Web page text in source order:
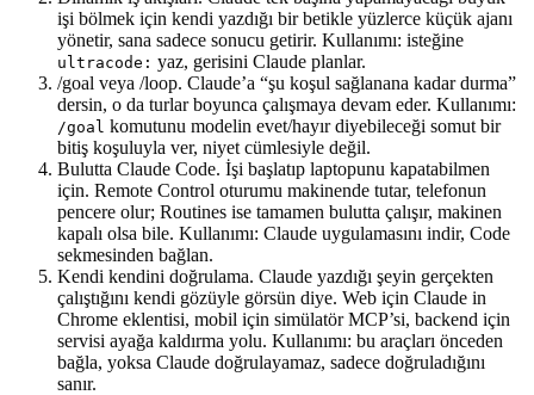
işi bölmek için kendi yazdığı bir betikle yüzlerce küçük ajanı
yönetir, sana sadece sonucu getirir. Kullanımı: isteğine
ultracode: yaz, gerisini Claude planlar.
/goal veya /loop. Claude’a “şu koşul sağlanana kadar durma”
dersin, o da turlar boyunca çalışmaya devam eder. Kullanımı:
/goal komutunu modelin evet/hayır diyebileceği somut bir
bitiş koşuluyla ver, niyet cümlesiyle değil.
Bulutta Claude Code. İşi başlatıp laptopunu kapatabilmen
için. Remote Control oturumu makinende tutar, telefonun
pencere olur; Routines ise tamamen bulutta çalışır, makinen
kapalı olsa bile. Kullanımı: Claude uygulamasını indir, Code
sekmesinden bağlan.
Kendi kendini doğrulama. Claude yazdığı şeyin gerçekten
çalıştığını kendi gözüyle görsün diye. Web için Claude in
Chrome eklentisi, mobil için simülatör MCP’si, backend için
servisi ayağa kaldırma yolu. Kullanımı: bu araçları önceden
bağla, yoksa Claude doğrulayamaz, sadece doğruladığını
sanır.